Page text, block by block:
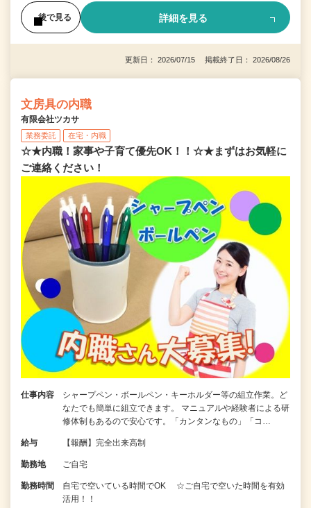
後で見る 詳細を見る
更新日： 2026/07/15 掲載終了日： 2026/08/26
文房具の内職
有限会社ツカサ
業務委託 在宅・内職
☆★内職！家事や子育て優先OK！！☆★まずはお気軽に
ご連絡ください！
仕事内容
シャープペン・ボールペン・キーホルダー等の組立作業。ど
なたでも簡単に組立できます。 マニュアルや経験者による研
修体制もあるので安心です。「カンタンなもの」「コ…
給与 【報酬】完全出来高制
勤務地 ご自宅
勤務時間
自宅で空いている時間でOK ☆ご自宅で空いた時間を有効
活用！！